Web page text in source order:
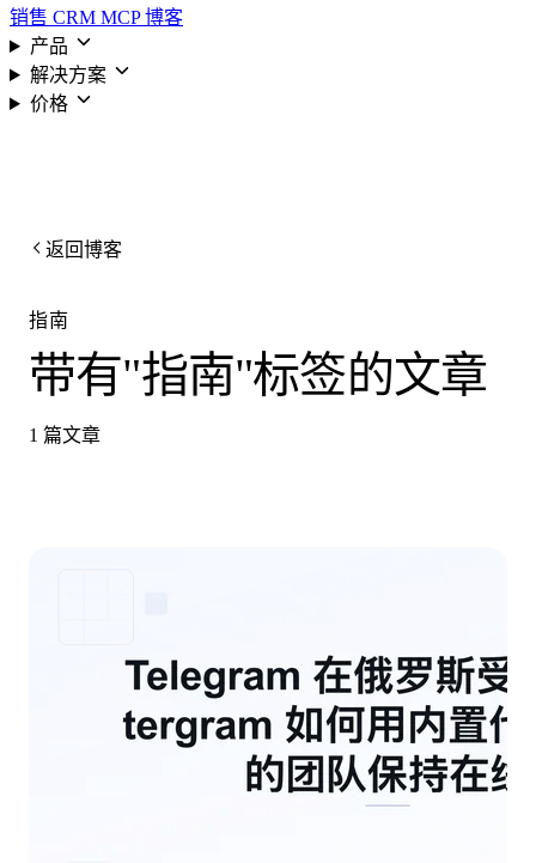
销售 CRM MCP博客
产品
解决方案
价格
返回博客
指南
带有"指南"标签的文章
1 篇文章